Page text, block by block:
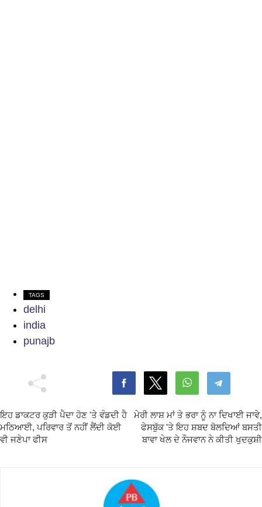
TAGS
delhi
india
punajb
ਇਹ ਡਾਕਟਰ ਕੁੜੀ ਪੈਦਾ ਹੋਣ 'ਤੇ ਵੰਡਦੀ ਹੈ
ਮਠਿਆਈ, ਪਰਿਵਾਰ ਤੋਂ ਨਹੀਂ ਲੈਂਦੀ ਕੋਈ
ਵੀ ਜਣੇਪਾ ਫੀਸ
ਮੇਰੀ ਲਾਸ਼ ਮਾਂ ਤੇ ਭਰਾ ਨੂੰ ਨਾ ਦਿਖਾਈ ਜਾਵੇ,
ਫੇਸਬੁੱਕ 'ਤੇ ਇਹ ਸ਼ਬਦ ਬੋਲਦਿਆਂ ਬਸਤੀ
ਬਾਵਾ ਖੇਲ ਦੇ ਨੌਜਵਾਨ ਨੇ ਕੀਤੀ ਖੁਦਕੁਸ਼ੀ